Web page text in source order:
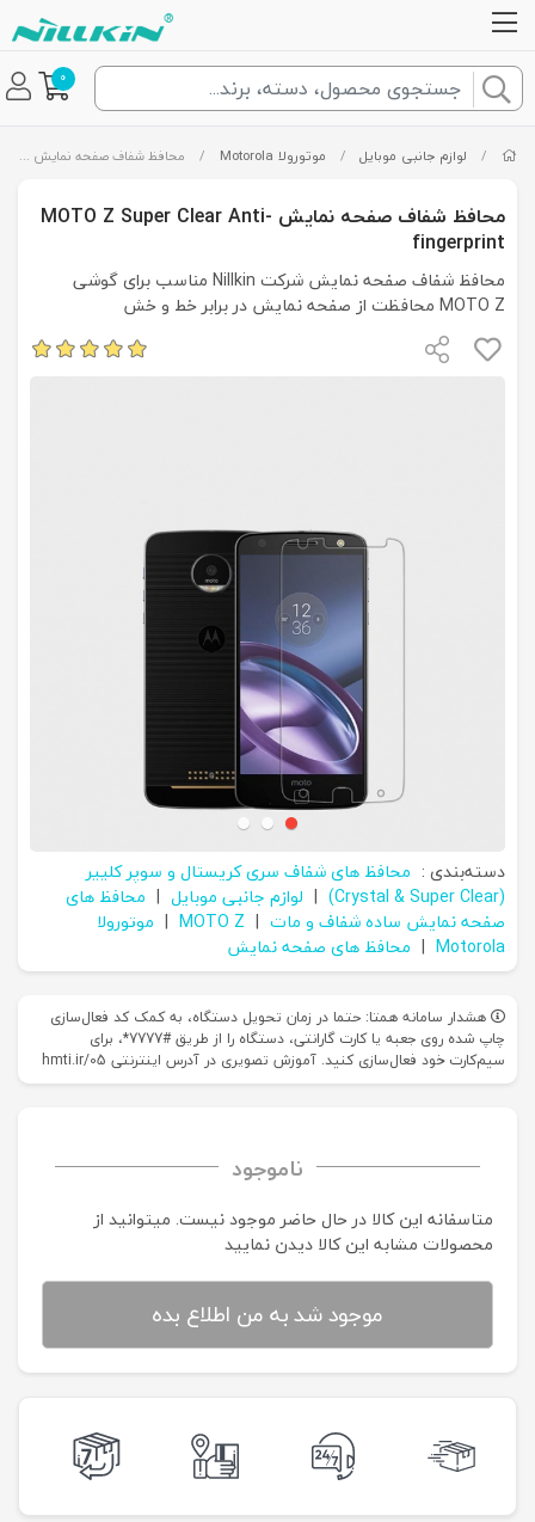
0
/ لوازم جانبی موبایل / موتورولا Motorola / محافظ شفاف صفحه نمایش MOTO Z Super Clear Anti-fingerprint
محافظ شفاف صفحه نمایش MOTO Z Super Clear Anti-
fingerprint
محافظ شفاف صفحه نمایش شرکت Nillkin مناسب برای گوشی
MOTO Z محافظت از صفحه نمایش در برابر خط و خش
دسته‌بندی : محافظ های شفاف سری کریستال و سوپر کلییر
(Crystal & Super Clear)
| لوازم جانبی موبایل | محافظ های
صفحه نمایش ساده شفاف و مات |
MOTO Z
| موتورولا
Motorola
| محافظ های صفحه نمایش
هشدار سامانه همتا: حتما در زمان تحویل دستگاه، به کمک کد فعال‌سازی
چاپ شده روی جعبه یا کارت گارانتی، دستگاه را از طریق #7777*، برای
سیم‌کارت خود فعال‌سازی کنید. آموزش تصویری در آدرس اینترنتی hmti.ir/05
ناموجود
متاسفانه این کالا در حال حاضر موجود نیست. می‍توانید از
محصولات مشابه این کالا دیدن نمایید
موجود شد به من اطلاع بده